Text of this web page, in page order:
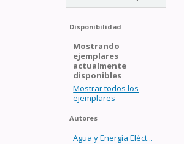
Disponibilidad
Mostrando
ejemplares
actualmente
disponibles
Mostrar todos los
ejemplares
Autores
Agua y Energía Eléct...